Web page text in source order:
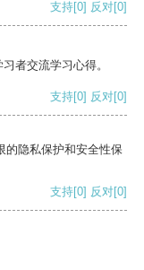
支持[0] 反对[0]
者交流学习心得。
支持[0] 反对[0]
的隐私保护和安全性保
支持[0] 反对[0]